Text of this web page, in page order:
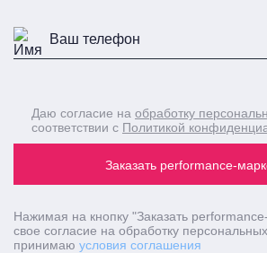
Заказать performance-
Даю согласие на обработку
соответствии с Политикой
Нажимая на кнопку "Заказать
свое согласие на обработку
принимаю условия соглашения